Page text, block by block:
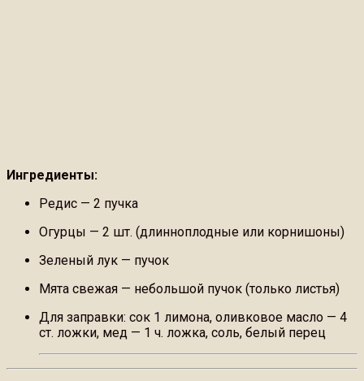
Ингредиенты:
Редис — 2 пучка
Огурцы — 2 шт. (длинноплодные или корнишоны)
Зеленый лук — пучок
Мята свежая — небольшой пучок (только листья)
Для заправки: сок 1 лимона, оливковое масло — 4
ст. ложки, мед — 1 ч. ложка, соль, белый перец